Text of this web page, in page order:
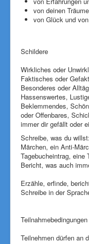
von deinen
von Glück und
Schildere
Wirkliches oder
Faktisches oder
Besonderes oder
Hassenswertes,
Beklemmendes,
oder Offenbares,
immer dir gefällt oder
Schreibe, was du
Märchen, ein Anti-
Tagebucheintrag, eine
Bericht, was auch
Erzähle, erfinde,
Schreibe in der
Teilnahmebedingungen
Teilnehmen dürfen an